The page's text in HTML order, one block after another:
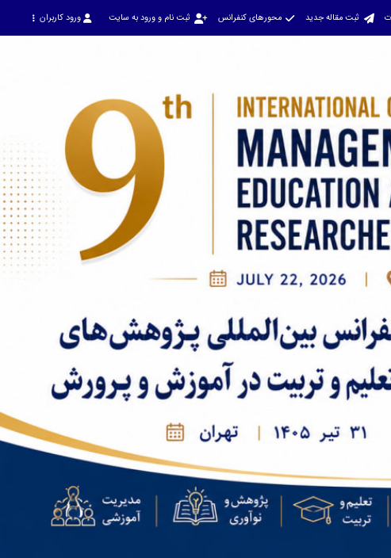
ثبت مقاله جدید محورهای کنفرانس ثبت نام و ورود به سایت ورود کاربران